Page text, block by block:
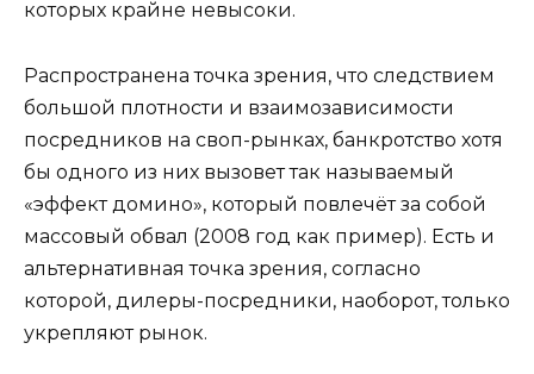
которых крайне невысоки.
Распространена точка зрения, что следствием
большой плотности и взаимозависимости
посредников на своп-рынках, банкротство хотя
бы одного из них вызовет так называемый
«эффект домино», который повлечёт за собой
массовый обвал (2008 год как пример). Есть и
альтернативная точка зрения, согласно
которой, дилеры-посредники, наоборот, только
укрепляют рынок.